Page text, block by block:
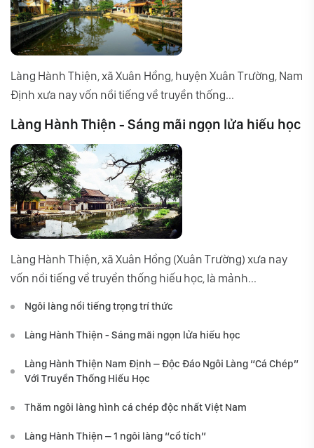
Làng Hành Thiện, xã Xuân Hồng, huyện Xuân Trường, Nam
Định xưa nay vốn nổi tiếng về truyền thống...
Làng Hành Thiện - Sáng mãi ngọn lửa hiếu học
Làng Hành Thiện, xã Xuân Hồng (Xuân Trường) xưa nay
vốn nổi tiếng về truyền thống hiếu học, là mảnh...
Ngôi làng nổi tiếng trọng trí thức
Làng Hành Thiện - Sáng mãi ngọn lửa hiếu học
Làng Hành Thiện Nam Định – Độc Đáo Ngôi Làng “Cá Chép”
Với Truyền Thống Hiếu Học
Thăm ngôi làng hình cá chép độc nhất Việt Nam
Làng Hành Thiện – 1 ngôi làng “cổ tích”